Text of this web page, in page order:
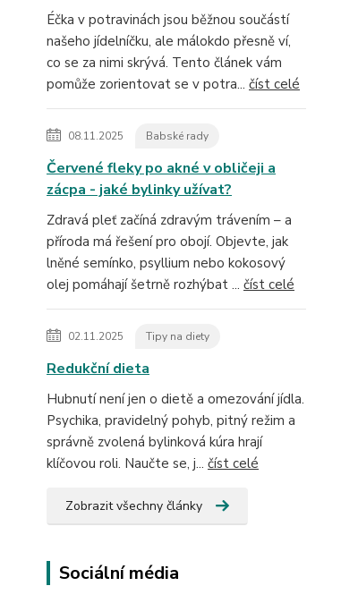
Éčka v potravinách jsou běžnou součástí
našeho jídelníčku, ale málokdo přesně ví,
co se za nimi skrývá. Tento článek vám
pomůže zorientovat se v potra... číst celé
08.11.2025 Babské rady
Červené fleky po akné v obličeji a
zácpa - jaké bylinky užívat?
Zdravá pleť začíná zdravým trávením – a
příroda má řešení pro obojí. Objevte, jak
lněné semínko, psyllium nebo kokosový
olej pomáhají šetrně rozhýbat ... číst celé
02.11.2025 Tipy na diety
Redukční dieta
Hubnutí není jen o dietě a omezování jídla.
Psychika, pravidelný pohyb, pitný režim a
správně zvolená bylinková kúra hrají
klíčovou roli. Naučte se, j... číst celé
Zobrazit všechny články
Sociální média